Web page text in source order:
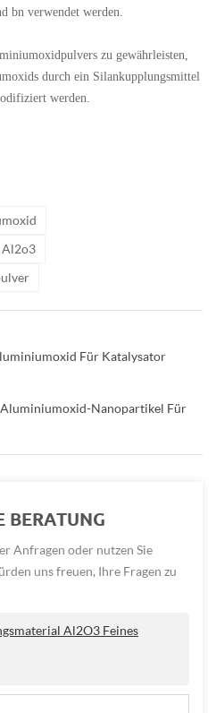
bn verwendet werden.
zu gewährleisten,
durch ein Silankupplungsmittel
werden.
Al2o3
Für Katalysator
Nanopartikel Für
BERATUNG
Anfragen oder nutzen Sie
uns freuen, Ihre Fragen zu
Al2O3 Feines